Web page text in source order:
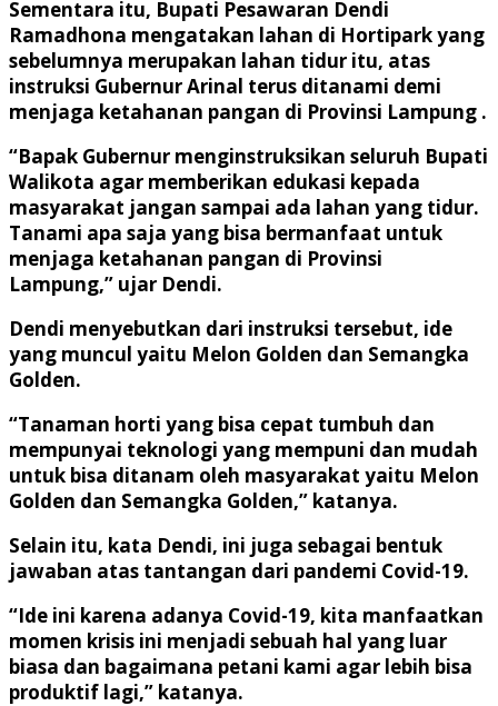
Sementara itu, Bupati Pesawaran Dendi
Ramadhona mengatakan lahan di Hortipark yang
sebelumnya merupakan lahan tidur itu, atas
instruksi Gubernur Arinal terus ditanami demi
menjaga ketahanan pangan di Provinsi Lampung .
“Bapak Gubernur menginstruksikan seluruh Bupati
Walikota agar memberikan edukasi kepada
masyarakat jangan sampai ada lahan yang tidur.
Tanami apa saja yang bisa bermanfaat untuk
menjaga ketahanan pangan di Provinsi
Lampung,” ujar Dendi.
Dendi menyebutkan dari instruksi tersebut, ide
yang muncul yaitu Melon Golden dan Semangka
Golden.
“Tanaman horti yang bisa cepat tumbuh dan
mempunyai teknologi yang mempuni dan mudah
untuk bisa ditanam oleh masyarakat yaitu Melon
Golden dan Semangka Golden,” katanya.
Selain itu, kata Dendi, ini juga sebagai bentuk
jawaban atas tantangan dari pandemi Covid-19.
“Ide ini karena adanya Covid-19, kita manfaatkan
momen krisis ini menjadi sebuah hal yang luar
biasa dan bagaimana petani kami agar lebih bisa
produktif lagi,” katanya.